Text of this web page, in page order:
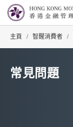
主頁 / 智醒消費者 /
常見問題